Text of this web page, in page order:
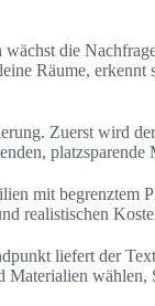
die
Räume,
Zuerst wird
mit begrenztem
realistischen
liefert der
wählen,